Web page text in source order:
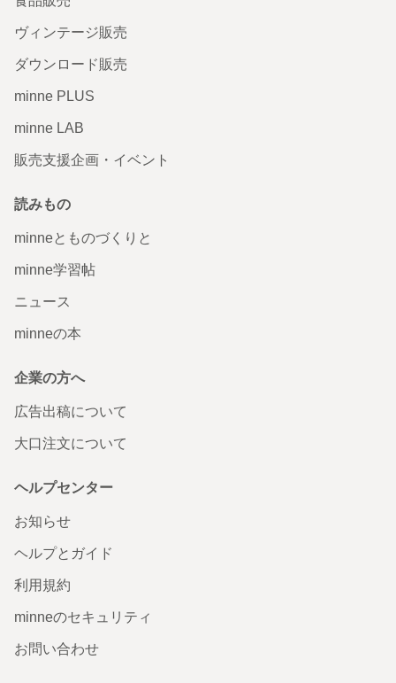
ヴィンテージ販売
ダウンロード販売
minne PLUS
minne LAB
販売支援企画・イベント
読みもの
minneとものづくりと
minne学習帖
ニュース
minneの本
企業の方へ
広告出稿について
大口注文について
ヘルプセンター
お知らせ
ヘルプとガイド
利用規約
minneのセキュリティ
お問い合わせ